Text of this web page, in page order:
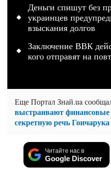
Деньги спишут без
украинцев
взыскания долгов
Заключение ВВК
кого отправят на
Еще Портал Знай.ua
выстраивают
секретную речь
Читайте нас в
Google Discover